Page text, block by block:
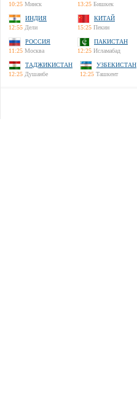
10:25 Минск
13:25 Бишкек
ИНДИЯ
12:55 Дели
КИТАЙ
15:25 Пекин
РОССИЯ
11:25 Москва
ПАКИСТАН
12:25 Исламабад
ТАДЖИКИСТАН
12:25 Душанбе
УЗБЕКИСТАН
12:25 Ташкент